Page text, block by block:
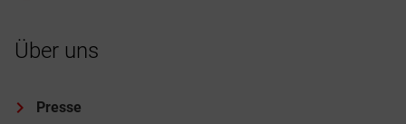
Über uns
Presse